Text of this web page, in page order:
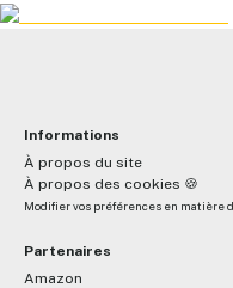
Informations
À propos du site
À propos des cookies 🍪
Modifier vos préférences en matière
Partenaires
Amazon